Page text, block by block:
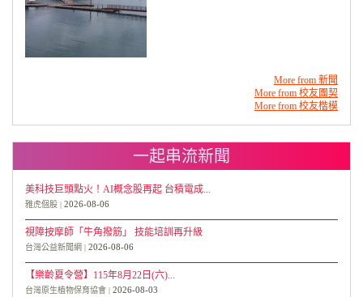
More from 新聞
More from 校友團契
More from 校友楷模
一起串流新聞
美科技巨頭點火！AI概念股再起 台積電成...
雅虎個股 2026-08-06
視障按摩師「牛角撥筋」 技能培訓再升級
台灣公益新聞網 2026-08-06
【樂齡夏令營】115年8月22日(六)...
台灣原生植物保育協會 2026-08-03